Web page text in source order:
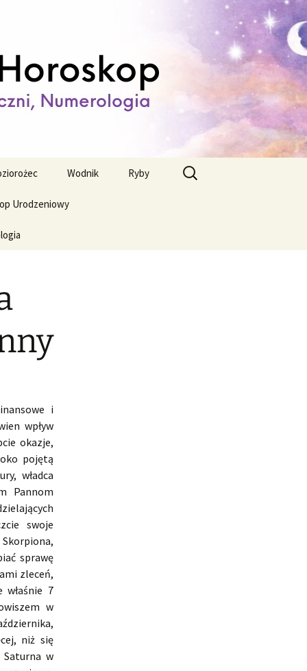
Wodnik Ryby
Urodzeniowy
Szukaj:
i
wpływ
okazje,
pojętą
władca
Pannom
swoje
sprawę
zleceń,
właśnie 7
w
niż się
Saturna w